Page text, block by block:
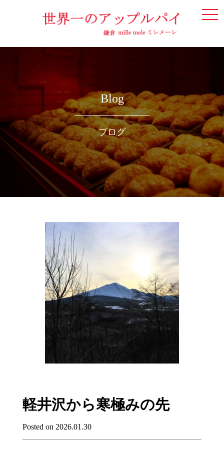
Blog
ブログ
軽井沢から寒極みの先
Posted on 2026.01.30